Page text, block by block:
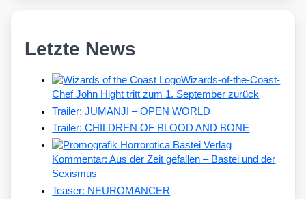
Letzte News
Wizards-of-the-Coast-
Chef John Hight tritt zum 1. September zurück
Trailer: JUMANJI – OPEN WORLD
Trailer: CHILDREN OF BLOOD AND BONE
Kommentar: Aus der Zeit gefallen – Bastei und der
Sexismus
Teaser: NEUROMANCER